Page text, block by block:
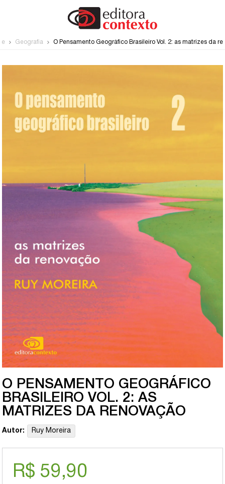
Geografia O Pensamento Geográfico Brasileiro Vol. 2: as matrizes da
O PENSAMENTO GEOGRÁFICO
BRASILEIRO VOL. 2: AS
MATRIZES DA RENOVAÇÃO
Autor: Ruy Moreira
R$ 59,90